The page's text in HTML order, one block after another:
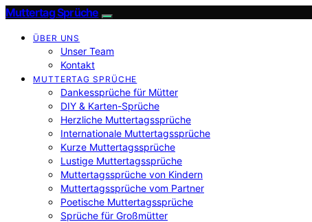
Muttertag Sprüche
ÜBER UNS
Unser Team
Kontakt
MUTTERTAG SPRÜCHE
Dankessprüche für Mütter
DIY & Karten-Sprüche
Herzliche Muttertagssprüche
Internationale Muttertagssprüche
Kurze Muttertagssprüche
Lustige Muttertagssprüche
Muttertagssprüche von Kindern
Muttertagssprüche vom Partner
Poetische Muttertagssprüche
Sprüche für Großmütter